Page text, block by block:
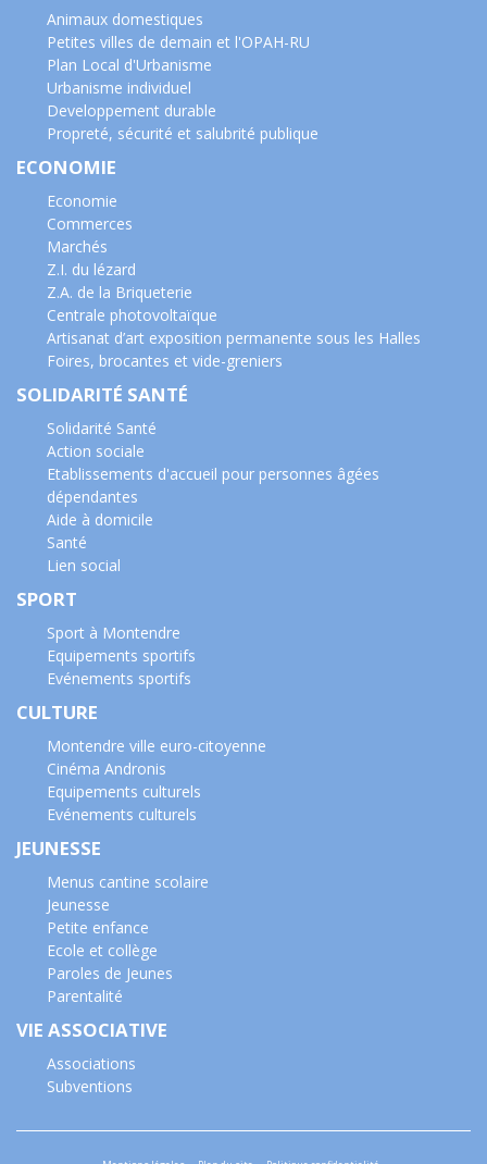
Animaux domestiques
Petites villes de demain et l'OPAH-RU
Plan Local d'Urbanisme
Urbanisme individuel
Developpement durable
Propreté, sécurité et salubrité publique
ECONOMIE
Economie
Commerces
Marchés
Z.I. du lézard
Z.A. de la Briqueterie
Centrale photovoltaïque
Artisanat d’art exposition permanente sous les Halles
Foires, brocantes et vide-greniers
SOLIDARITÉ SANTÉ
Solidarité Santé
Action sociale
Etablissements d'accueil pour personnes âgées
dépendantes
Aide à domicile
Santé
Lien social
SPORT
Sport à Montendre
Equipements sportifs
Evénements sportifs
CULTURE
Montendre ville euro-citoyenne
Cinéma Andronis
Equipements culturels
Evénements culturels
JEUNESSE
Menus cantine scolaire
Jeunesse
Petite enfance
Ecole et collège
Paroles de Jeunes
Parentalité
VIE ASSOCIATIVE
Associations
Subventions